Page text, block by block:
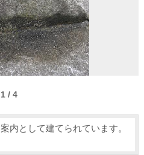
1 / 4
内として建てられています。